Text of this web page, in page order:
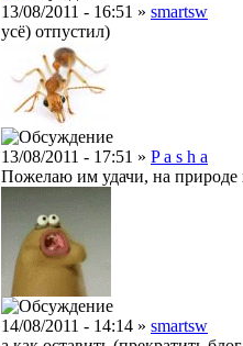
13/08/2011 - 16:51 » smartsw
усё) отпустил)
13/08/2011 - 17:51 » P a s h a
Пожелаю им удачи, на
14/08/2011 - 14:14 » smartsw